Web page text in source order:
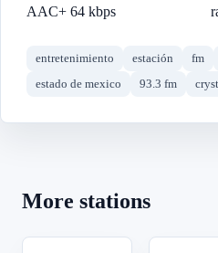
AAC+ 64 kbps
entretenimiento estación fm
estado de mexico
93.3 fm
More stations